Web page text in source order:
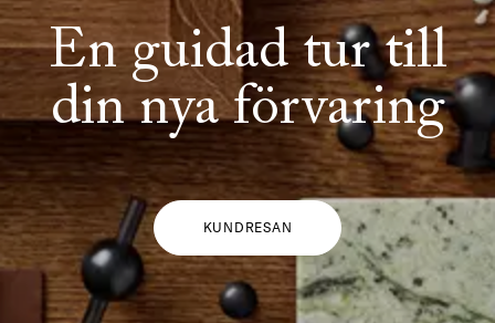
En guidad tur till
din nya förvaring
KUNDRESAN